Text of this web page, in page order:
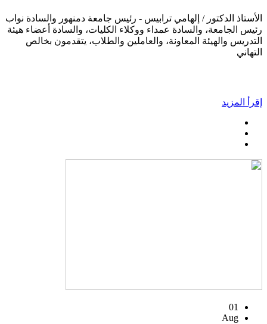
الأستاذ الدكتور / إلهامي ترابيس - رئيس جامعة دمنهور والسادة نواب
رئيس الجامعة، والسادة عمداء ووكلاء الكليات، والسادة أعضاء هيئة
التدريس والهيئة المعاونة، والعاملين والطلاب، يتقدمون بخالص
التهاني
إقرأ المزيد
01
Aug